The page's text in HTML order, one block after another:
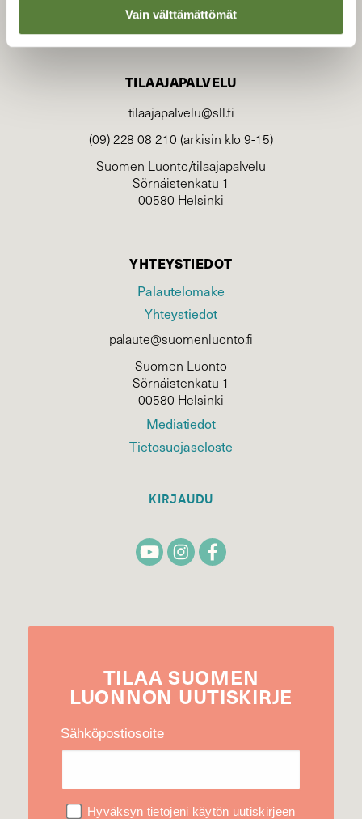
Vain välttämättömät
TILAAJAPALVELU
tilaajapalvelu@sll.fi
(09) 228 08 210 (arkisin klo 9-15)
Suomen Luonto/tilaajapalvelu
Sörnäistenkatu 1
00580 Helsinki
YHTEYSTIEDOT
Palautelomake
Yhteystiedot
palaute@suomenluonto.fi
Suomen Luonto
Sörnäistenkatu 1
00580 Helsinki
Mediatiedot
Tietosuojaseloste
KIRJAUDU
TILAA SUOMEN
LUONNON UUTIS­KIRJE
Sähköpostiosoite
Hyväksyn tietojeni käytön uutiskirjeen